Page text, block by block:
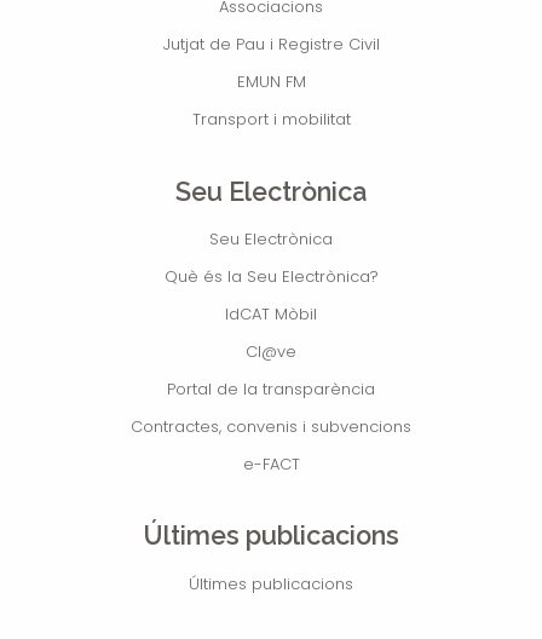
Associacions
Jutjat de Pau i Registre Civil
EMUN FM
Transport i mobilitat
Seu Electrònica
Seu Electrònica
Què és la Seu Electrònica?
IdCAT Mòbil
Cl@ve
Portal de la transparència
Contractes, convenis i subvencions
e-FACT
Últimes publicacions
Últimes publicacions